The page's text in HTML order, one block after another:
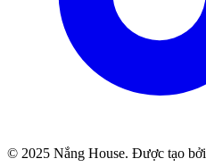
© 2025 Nắng House. Được tạo bởi